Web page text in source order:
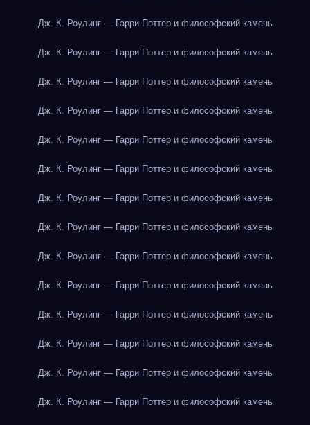
Дж. К. Роулинг — Гарри Поттер и философский камень
Дж. К. Роулинг — Гарри Поттер и философский камень
Дж. К. Роулинг — Гарри Поттер и философский камень
Дж. К. Роулинг — Гарри Поттер и философский камень
Дж. К. Роулинг — Гарри Поттер и философский камень
Дж. К. Роулинг — Гарри Поттер и философский камень
Дж. К. Роулинг — Гарри Поттер и философский камень
Дж. К. Роулинг — Гарри Поттер и философский камень
Дж. К. Роулинг — Гарри Поттер и философский камень
Дж. К. Роулинг — Гарри Поттер и философский камень
Дж. К. Роулинг — Гарри Поттер и философский камень
Дж. К. Роулинг — Гарри Поттер и философский камень
Дж. К. Роулинг — Гарри Поттер и философский камень
Дж. К. Роулинг — Гарри Поттер и философский камень